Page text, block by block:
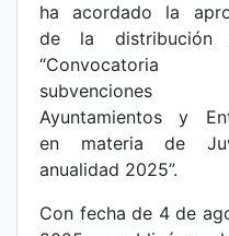
ha acordado la
de la
Ayuntamientos y
en materia de
anualidad 2025”.
Con fecha de 4 de